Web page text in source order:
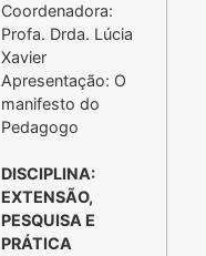
Coordenadora:
Profa. Drda. Lúcia
Xavier
Apresentação: O
manifesto do
Pedagogo
DISCIPLINA:
EXTENSÃO,
PESQUISA E
PRÁTICA